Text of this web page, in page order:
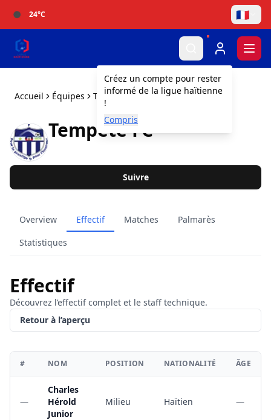
24°C 🇫🇷
Créez un compte pour rester
informé de la ligue haïtienne
!
Compris
Accueil Équipes Tempête FC
Tempête FC
Suivre
Overview Effectif Matches
Palmarès
Statistiques
Effectif
Découvrez l’effectif complet et le staff technique.
Retour à l’aperçu
# NOM POSITION NATIONALITÉ ÂGE
—
Charles
Hérold
Junior
Milieu Haïtien —